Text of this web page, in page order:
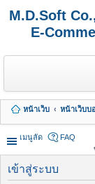
M.D.Soft
E-
หน้าเว็บ
หน้าเว็บบ
เมนูลัด
FAQ
เข้าสู่ระบบ